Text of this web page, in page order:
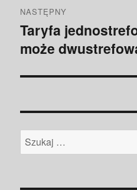
NASTĘPNY
Następny
wpis:
Taryfa
może
Szukaj: